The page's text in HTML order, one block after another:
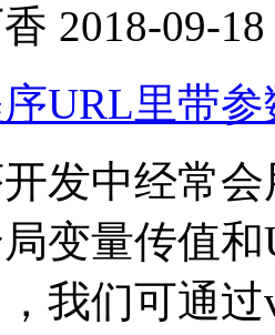
2018-09-
URL里带
发中经常
变量传值
我们可通过